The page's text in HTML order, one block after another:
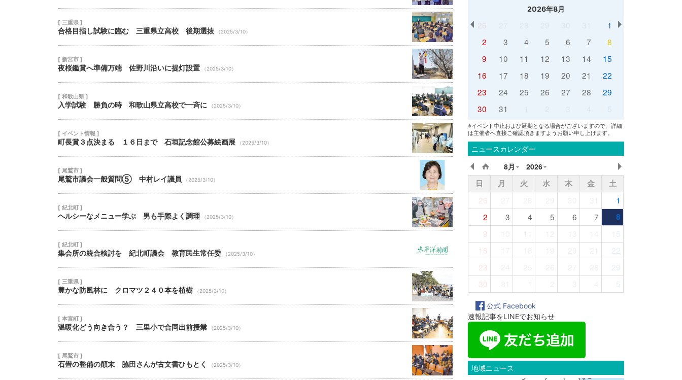
[ 三重県 ]
合格目指し試験に臨む 三重県立高校 後期選抜 （2025/3/10）
[ 新宮市 ]
夜桜鑑賞へ準備万端 佐野川沿いに提灯設置 （2025/3/10）
[ 和歌山県 ]
入学試験 勝負の時 和歌山県立高校で一斉に （2025/3/10）
[ イベント情報 ]
町長賞３点決まる １６日まで 石垣記念館公募絵画展 （2025/3/10）
[ 尾鷲市 ]
尾鷲市議会一般質問⑤ 中村レイ議員 （2025/3/10）
[ 紀北町 ]
ヘルシーなメニュー学ぶ 男も手際よく調理 （2025/3/10）
[ 紀北町 ]
集会所の統合検討を 紀北町議会 教育民生常任委 （2025/3/10）
[ 三重県 ]
豊かな防風林に クロマツ２４０本を植樹 （2025/3/10）
[ 本宮町 ]
温暖化どう向き合う？ 三里小で合同出前授業 （2025/3/10）
[ 尾鷲市 ]
石畳の整備の顛末 脇田さんが古文書ひもとく （2025/3/10）
2026年8月
26
1
2
3 4 5 6 7
8
9
10 11 12 13 14
15
16
17 18 19 20 21
22
23
24 25 26 27 28
29
30
31 5
※イベント中止および延期となる場合がございますので、詳細
は主催者へ直接ご確認頂きますようお願い申し上げます。
ニュースカレンダー
8月 2026
日 月 火 水 木 金
土
26
1
2
3 4 5 6 7
8
9
15
16
22
23
29
30
5
公式 Facebook
速報記事をLINEでお知らせ
地域ニュース